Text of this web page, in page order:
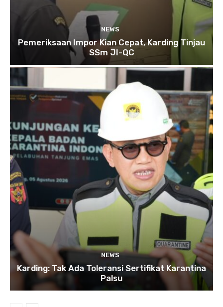
NEWS
Pemeriksaan Impor Kian Cepat, Karding Tinjau
SSm JI-QC
NEWS
Karding: Tak Ada Toleransi Sertifikat Karantina
Palsu